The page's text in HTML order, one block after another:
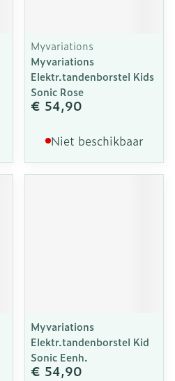
Myvariations
Myvariations
Elektr.tandenborstel Kids
Sonic Rose
€ 54,90
Niet beschikbaar
Myvariations
Elektr.tandenborstel Kid
Sonic Eenh.
€ 54,90